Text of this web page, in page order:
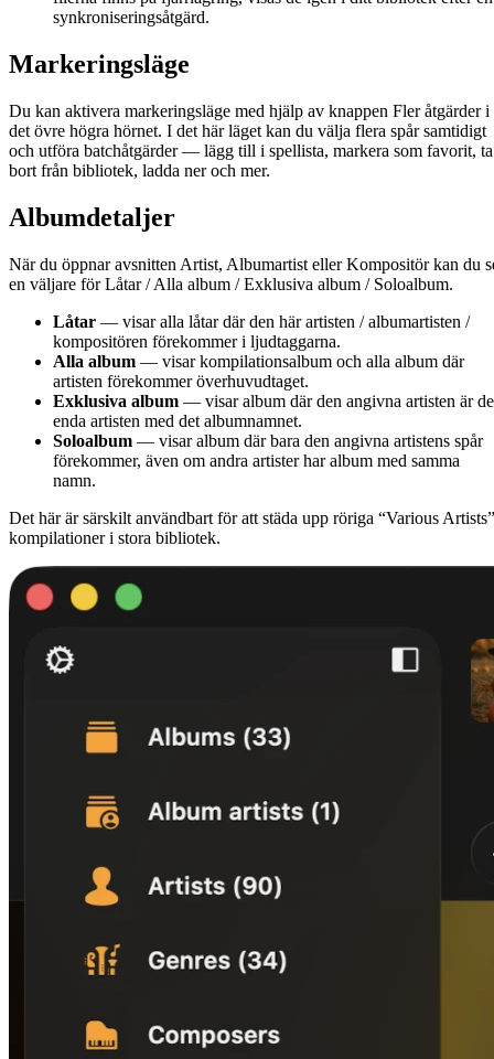
synkroniseringsåtgärd.
Markeringsläge
Du kan aktivera markeringsläge med hjälp av knappen Fler åtgärder i
det övre högra hörnet. I det här läget kan du välja flera spår samtidigt
och utföra batchåtgärder — lägg till i spellista, markera som favorit, ta
bort från bibliotek, ladda ner och mer.
Albumdetaljer
När du öppnar avsnitten Artist, Albumartist eller Kompositör kan du
en väljare för Låtar / Alla album / Exklusiva album / Soloalbum.
Låtar — visar alla låtar där den här artisten / albumartisten /
kompositören förekommer i ljudtaggarna.
Alla album — visar kompilationsalbum och alla album där
artisten förekommer överhuvudtaget.
Exklusiva album — visar album där den angivna artisten är
enda artisten med det albumnamnet.
Soloalbum — visar album där bara den angivna artistens spår
förekommer, även om andra artister har album med samma
namn.
Det här är särskilt användbart för att städa upp röriga “Various
kompilationer i stora bibliotek.